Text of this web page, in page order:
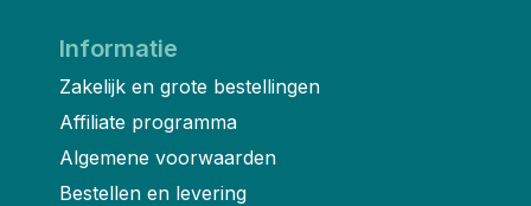
Informatie
Zakelijk en grote bestellingen
Affiliate programma
Algemene voorwaarden
Bestellen en levering